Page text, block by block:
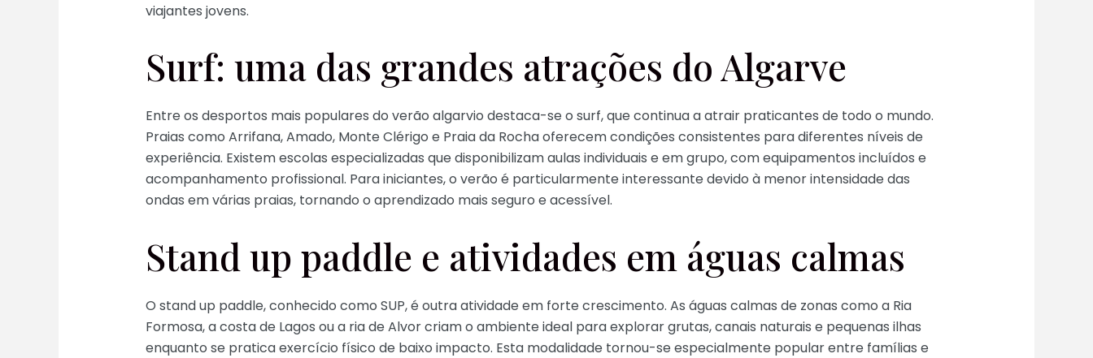
viajantes jovens.
Surf: uma das grandes atrações do Algarve
Entre os desportos mais populares do verão algarvio destaca-se o surf, que continua a atrair praticantes de todo o mundo.
Praias como Arrifana, Amado, Monte Clérigo e Praia da Rocha oferecem condições consistentes para diferentes níveis de
experiência. Existem escolas especializadas que disponibilizam aulas individuais e em grupo, com equipamentos incluídos e
acompanhamento profissional. Para iniciantes, o verão é particularmente interessante devido à menor intensidade das
ondas em várias praias, tornando o aprendizado mais seguro e acessível.
Stand up paddle e atividades em águas calmas
O stand up paddle, conhecido como SUP, é outra atividade em forte crescimento. As águas calmas de zonas como a Ria
Formosa, a costa de Lagos ou a ria de Alvor criam o ambiente ideal para explorar grutas, canais naturais e pequenas ilhas
enquanto se pratica exercício físico de baixo impacto. Esta modalidade tornou-se especialmente popular entre famílias e